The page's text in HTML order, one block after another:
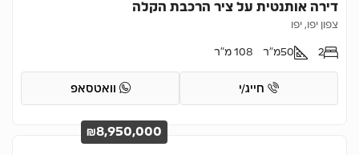
דירה אותנטית על ציר הרכבת הקלה
צפון יפו, יפו
2
50מ"ר 108 מ"ר
חייג/י וואטסאפ
₪8,950,000